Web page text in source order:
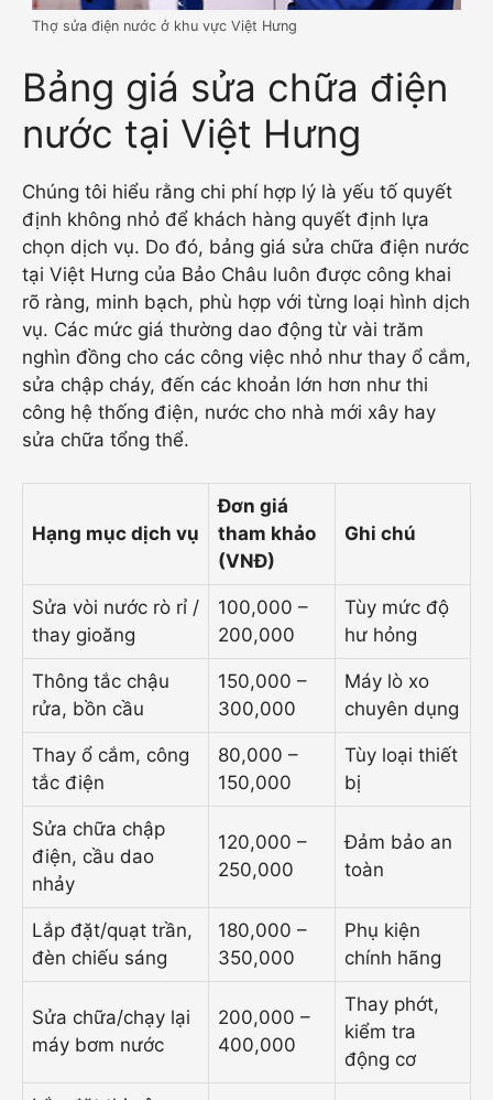
Thợ sửa điện nước ở khu vực Việt Hưng
Bảng giá sửa chữa điện
nước tại Việt Hưng
Chúng tôi hiểu rằng chi phí hợp lý là yếu tố quyết
định không nhỏ để khách hàng quyết định lựa
chọn dịch vụ. Do đó, bảng giá sửa chữa điện nước
tại Việt Hưng của Bảo Châu luôn được công khai
rõ ràng, minh bạch, phù hợp với từng loại hình dịch
vụ. Các mức giá thường dao động từ vài trăm
nghìn đồng cho các công việc nhỏ như thay ổ cắm,
sửa chập cháy, đến các khoản lớn hơn như thi
công hệ thống điện, nước cho nhà mới xây hay
sửa chữa tổng thể.
Hạng mục dịch vụ
Đơn giá
tham khảo
(VNĐ)
Ghi chú
Sửa vòi nước rò rỉ /
thay gioăng
100,000 –
200,000
Tùy mức độ
hư hỏng
Thông tắc chậu
rửa, bồn cầu
150,000 –
300,000
Máy lò xo
chuyên dụng
Thay ổ cắm, công
tắc điện
80,000 –
150,000
Tùy loại thiết
bị
Sửa chữa chập
điện, cầu dao
nhảy
120,000 –
250,000
Đảm bảo an
toàn
Lắp đặt/quạt trần,
đèn chiếu sáng
180,000 –
350,000
Phụ kiện
chính hãng
Sửa chữa/chạy lại
máy bơm nước
200,000 –
400,000
Thay phớt,
kiểm tra
động cơ